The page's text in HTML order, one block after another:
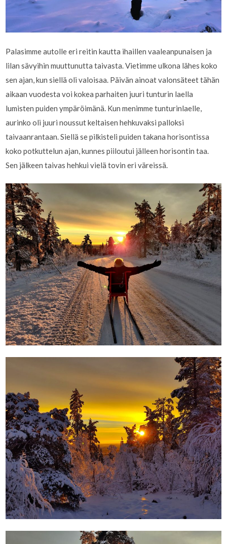
Palasimme autolle eri reitin kautta ihaillen vaaleanpunaisen ja
lilan sävyihin muuttunutta taivasta. Vietimme ulkona lähes koko
sen ajan, kun siellä oli valoisaa. Päivän ainoat valonsäteet tähän
aikaan vuodesta voi kokea parhaiten juuri tunturin laella
lumisten puiden ympäröimänä. Kun menimme tunturinlaelle,
aurinko oli juuri noussut keltaisen hehkuvaksi palloksi
taivaanrantaan. Siellä se pilkisteli puiden takana horisontissa
koko potkuttelun ajan, kunnes piiloutui jälleen horisontin taa.
Sen jälkeen taivas hehkui vielä tovin eri väreissä.